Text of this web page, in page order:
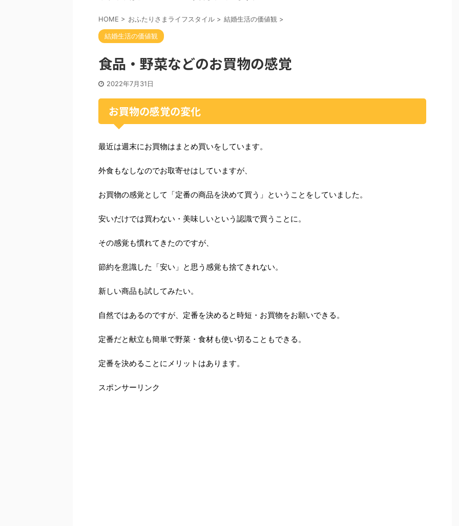
HOME > おふたりさまライフスタイル > 結婚生活の価値観 >
結婚生活の価値観
食品・野菜などのお買物の感覚
2022年7月31日
お買物の感覚の変化
最近は週末にお買物はまとめ買いをしています。
外食もなしなのでお取寄せはしていますが、
お買物の感覚として「定番の商品を決めて買う」ということをしていました。
安いだけでは買わない・美味しいという認識で買うことに。
その感覚も慣れてきたのですが、
節約を意識した「安い」と思う感覚も捨てきれない。
新しい商品も試してみたい。
自然ではあるのですが、定番を決めると時短・お買物をお願いできる。
定番だと献立も簡単で野菜・食材も使い切ることもできる。
定番を決めることにメリットはあります。
スポンサーリンク